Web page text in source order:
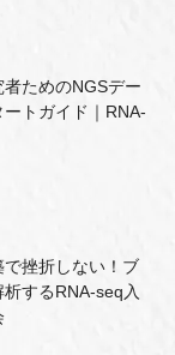
ためのNGSデー
ートガイド｜RNA-
で挫折しない！ブ
するRNA-seq入